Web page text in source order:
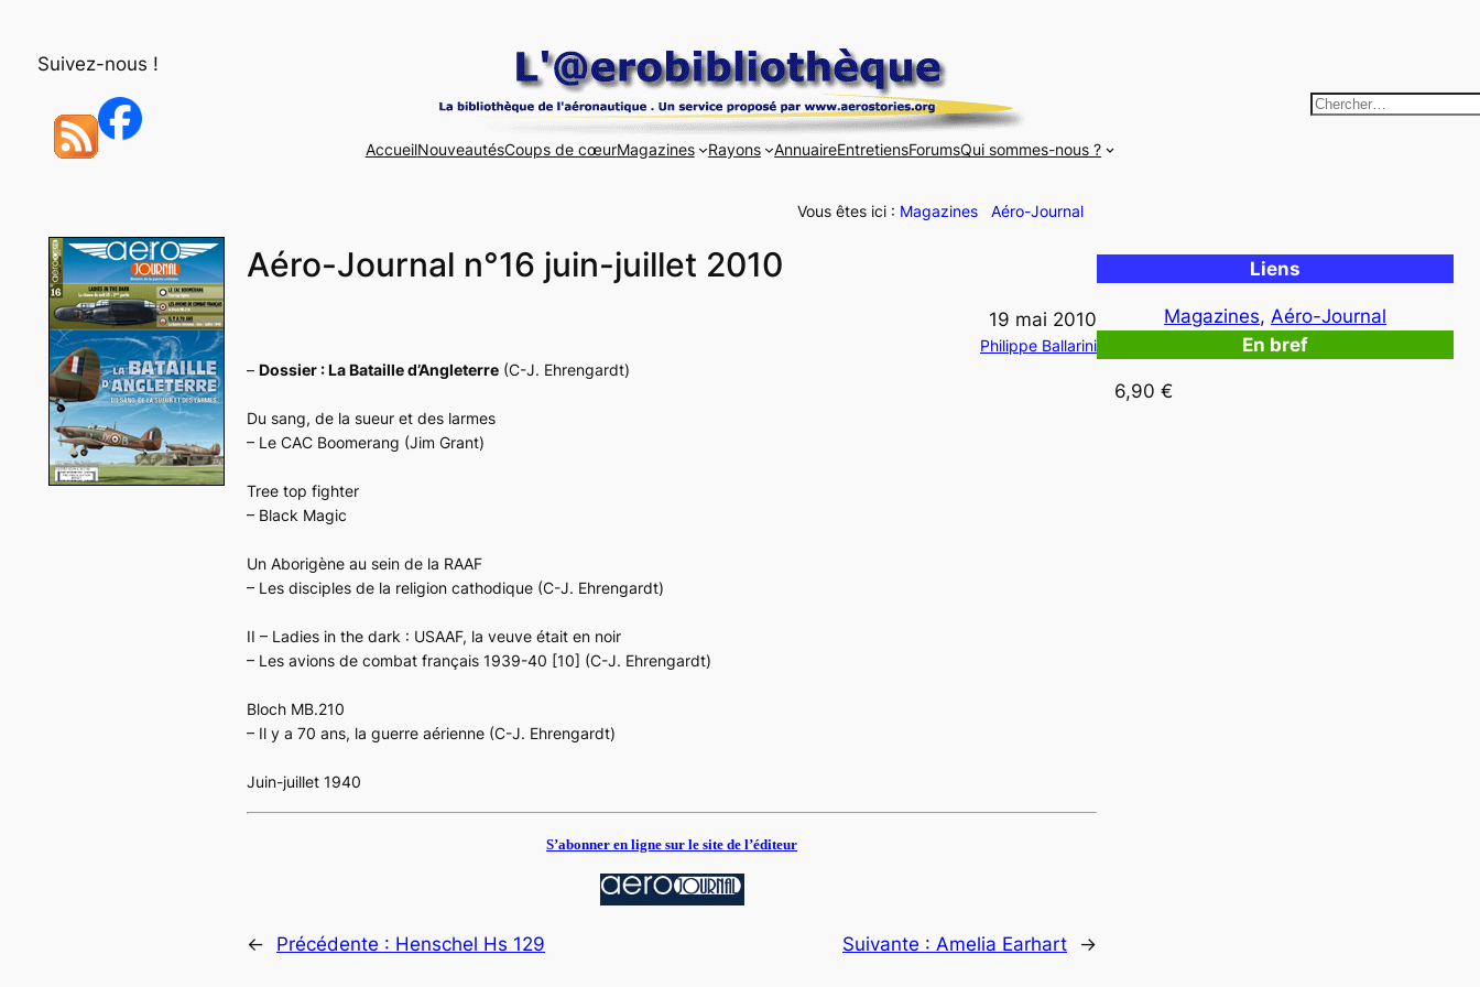
Suivez-nous !
AccueilNouveautésCoups de cœurMagazines Rayons AnnuaireEntretiensForumsQui sommes-nous ?
R
r
c
h
e
r
Vous êtes ici : Magazines Aéro-Journal
Aéro-Journal n°16 juin-juillet 2010
19 mai 2010
Philippe Ballarini
– Dossier : La Bataille d’Angleterre (C-J. Ehrengardt)
Du sang, de la sueur et des larmes
– Le CAC Boomerang (Jim Grant)
Tree top fighter
– Black Magic
Un Aborigène au sein de la RAAF
– Les disciples de la religion cathodique (C-J. Ehrengardt)
II – Ladies in the dark : USAAF, la veuve était en noir
– Les avions de combat français 1939-40 [10] (C-J. Ehrengardt)
Bloch MB.210
– Il y a 70 ans, la guerre aérienne (C-J. Ehrengardt)
Juin-juillet 1940
S’abonner en ligne sur le site de l’éditeur
← Précédente : Henschel Hs 129 Suivante : Amelia Earhart →
Liens
Magazines, Aéro-Journal
En bref
6,90 €